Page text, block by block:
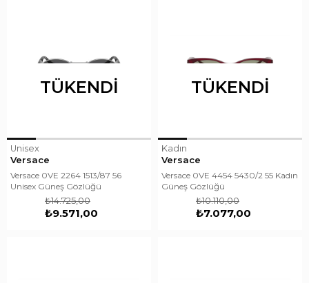
TÜKENDI
Unisex
Versace
Versace 0VE 2264 1513/87 56
Unisex Güneş Gözlüğü
₺9.571,00
₺14.725,00
TÜKENDI
Kadın
Versace
Versace 0VE 4454 5430/2 55 Kadın
Güneş Gözlüğü
₺7.077,00
₺10.110,00